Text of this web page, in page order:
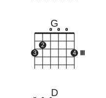
G
3
2
o o o
4
D